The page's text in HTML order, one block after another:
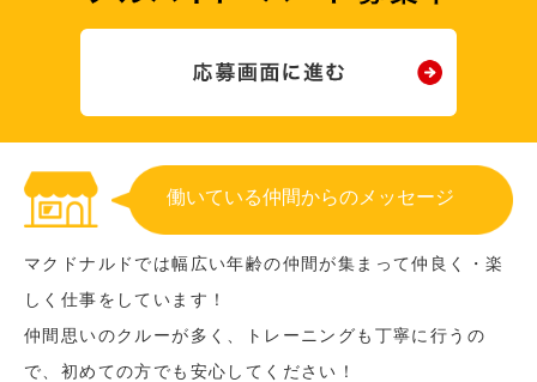
働いている仲間からのメッセージ
マクドナルドでは幅広い年齢の仲間が集まって仲良く・楽
しく仕事をしています！
仲間思いのクルーが多く、トレーニングも丁寧に行うの
で、初めての方でも安心してください！